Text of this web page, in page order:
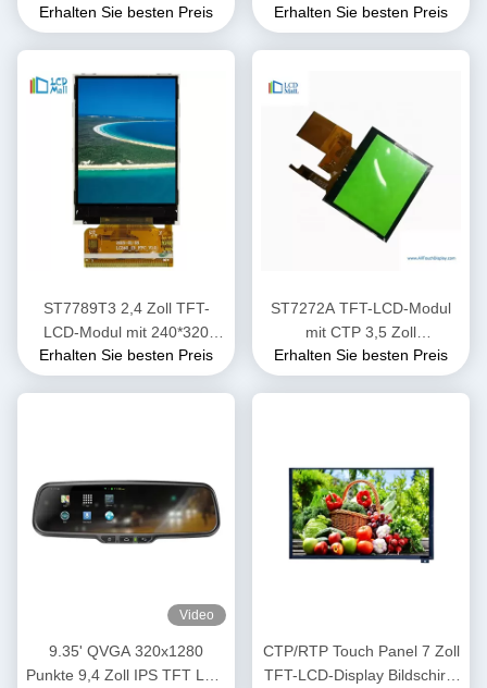
Automotive mit CPT Touch
IPS Weitblick
Erhalten Sie besten Preis
Erhalten Sie besten Preis
ST7789T3 2,4 Zoll TFT-
LCD-Modul mit 240*320
Auflösung 40 PIN
Erhalten Sie besten Preis
ST7272A TFT-LCD-Modul
mit CTP 3,5 Zoll
Touchscreen RGB-
Schnittstelle 480cd/M2
Erhalten Sie besten Preis
Video
9.35' QVGA 320x1280
Punkte 9,4 Zoll IPS TFT LCD
CTP/RTP Touch Panel 7 Zoll
TFT-LCD-Display Bildschirm